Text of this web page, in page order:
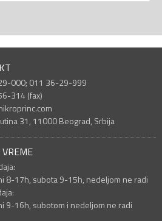
000; 011 36-29-999
314 (fax)
31, 11000 Beograd, Srbija
8-17h, subota 9-15h, nedeljom ne radi
9-16h, subotom i nedeljom ne radi